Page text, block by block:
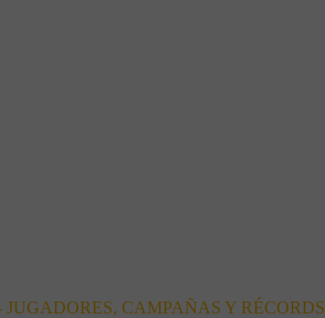
CAMPAÑAS Y RÉCORDS